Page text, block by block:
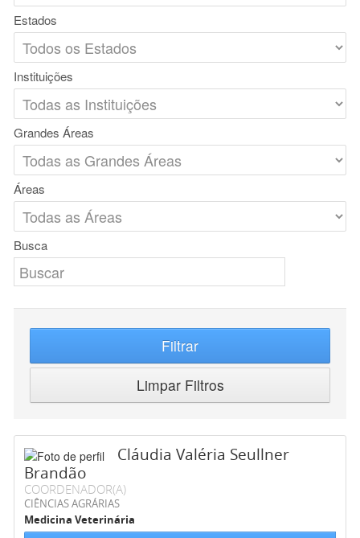
Estados
Instituições
Grandes Áreas
Áreas
Busca
Filtrar
Limpar Filtros
Cláudia Valéria Seullner
Brandão
COORDENADOR(A)
CIÊNCIAS AGRÁRIAS
Medicina Veterinária